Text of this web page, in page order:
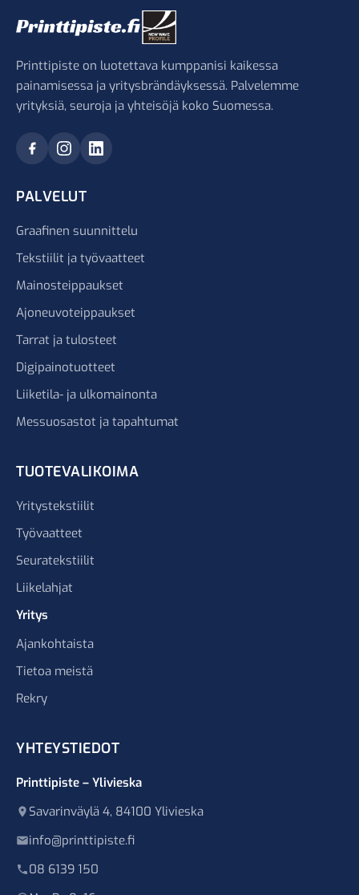
Printtipiste on luotettava kumppanisi kaikessa
painamisessa ja yritysbrändäyksessä. Palvelemme
yrityksiä, seuroja ja yhteisöjä koko Suomessa.
PALVELUT
Graafinen suunnittelu
Tekstiilit ja työvaatteet
Mainosteippaukset
Ajoneuvoteippaukset
Tarrat ja tulosteet
Digipainotuotteet
Liiketila- ja ulkomainonta
Messuosastot ja tapahtumat
TUOTEVALIKOIMA
Yritystekstiilit
Työvaatteet
Seuratekstiilit
Liikelahjat
Yritys
Ajankohtaista
Tietoa meistä
Rekry
YHTEYSTIEDOT
Printtipiste – Ylivieska
Savarinväylä 4, 84100 Ylivieska
info@printtipiste.fi
08 6139 150